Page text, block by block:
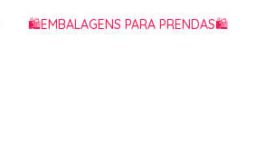
🛍️EMBALAGENS PARA PRENDAS🛍️